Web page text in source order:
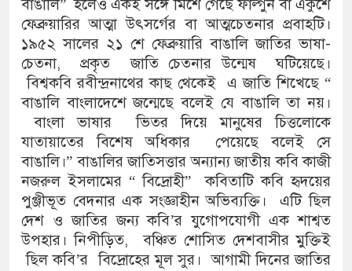
বাঙালি” হলেও একই সঙ্গে মিশে গেছে ফাল্গুন বা একুশে
ফেব্রুয়ারির আত্মা উৎসর্গের বা আত্মচেতনার প্রবাহটি।
১৯৫২ সালের ২১ শে ফেব্রুয়ারি বাঙালি জাতির ভাষা-
চেতনা, প্রকৃত জাতি চেতনার উন্মেষ ঘটিয়েছে।
বিশ্বকবি রবীন্দ্রনাথের কাছ থেকেই এ জাতি শিখেছে “
বাঙালি বাংলাদেশে জন্মেছে বলেই যে বাঙালি তা নয়।
বাংলা ভাষার ভিতর দিয়ে মানুষের চিত্তলোকে
যাতায়াতের বিশেষ অধিকার পেয়েছে বলেই সে
বাঙালি।” বাঙালির জাতিসত্তার অন্যান্য জাতীয় কবি কাজী
নজরুল ইসলামের “ বিদ্রোহী” কবিতাটি কবি হৃদয়ের
পুঞ্জীভূত বেদনার এক সংজ্ঞাহীন অভিব্যক্তি। এটি ছিল
দেশ ও জাতির জন্য কবি’র যুগোপযোগী এক শাশ্বত
উপহার। নিপীড়িত, বঞ্চিত শোসিত দেশবাসীর মুক্তিই
ছিল কবি’র বিদ্রোহের মূল সুর। আগামী দিনের জাতির